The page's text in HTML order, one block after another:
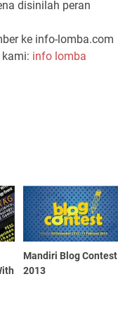
disinilah peran
ke info-lomba.com
kami: info lomba
Mandiri Blog Contest
2013